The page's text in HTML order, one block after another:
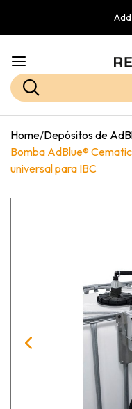
Home/Depósitos de
Bomba AdBlue®
universal para IBC